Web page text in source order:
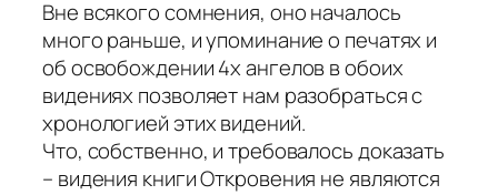
Вне всякого сомнения, оно началось
много раньше, и упоминание о печатях и
об освобождении 4х ангелов в обоих
видениях позволяет нам разобраться с
хронологией этих видений.
Что, собственно, и требовалось доказать
– видения книги Откровения не являются